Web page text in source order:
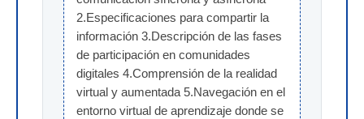
2.Especificaciones para compartir la
información 3.Descripción de las fases
de participación en comunidades
digitales 4.Comprensión de la realidad
virtual y aumentada 5.Navegación en el
entorno virtual de aprendizaje donde se